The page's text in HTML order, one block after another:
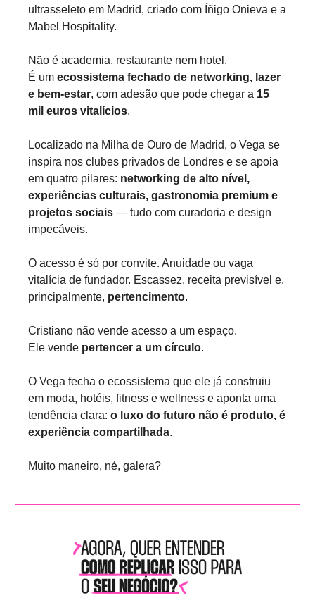
ultrasseleto em Madrid, criado com Íñigo Onieva e a
Mabel Hospitality.
Não é academia, restaurante nem hotel.
É um ecossistema fechado de networking, lazer
e bem-estar, com adesão que pode chegar a 15
mil euros vitalícios.
Localizado na Milha de Ouro de Madrid, o Vega se
inspira nos clubes privados de Londres e se apoia
em quatro pilares: networking de alto nível,
experiências culturais, gastronomia premium e
projetos sociais — tudo com curadoria e design
impecáveis.
O acesso é só por convite. Anuidade ou vaga
vitalícia de fundador. Escassez, receita previsível e,
principalmente, pertencimento.
Cristiano não vende acesso a um espaço.
Ele vende pertencer a um círculo.
O Vega fecha o ecossistema que ele já construiu
em moda, hotéis, fitness e wellness e aponta uma
tendência clara: o luxo do futuro não é produto, é
experiência compartilhada.
Muito maneiro, né, galera?